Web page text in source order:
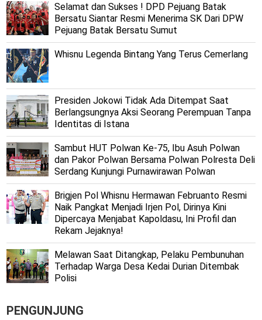
Selamat dan Sukses ! DPD Pejuang Batak
Bersatu Siantar Resmi Menerima SK Dari DPW
Pejuang Batak Bersatu Sumut
Whisnu Legenda Bintang Yang Terus Cemerlang
Presiden Jokowi Tidak Ada Ditempat Saat
Berlangsungnya Aksi Seorang Perempuan Tanpa
Identitas di Istana
Sambut HUT Polwan Ke-75, Ibu Asuh Polwan
dan Pakor Polwan Bersama Polwan Polresta Deli
Serdang Kunjungi Purnawirawan Polwan
Brigjen Pol Whisnu Hermawan Februanto Resmi
Naik Pangkat Menjadi Irjen Pol, Dirinya Kini
Dipercaya Menjabat Kapoldasu, Ini Profil dan
Rekam Jejaknya!
Melawan Saat Ditangkap, Pelaku Pembunuhan
Terhadap Warga Desa Kedai Durian Ditembak
Polisi
PENGUNJUNG